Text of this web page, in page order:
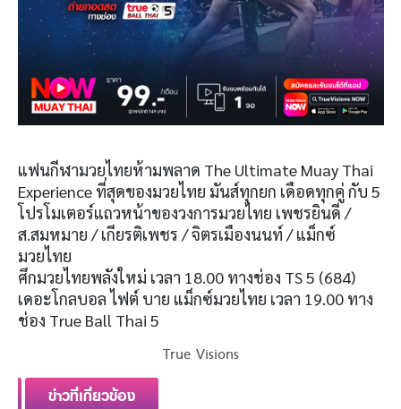
แฟนกีฬามวยไทยห้ามพลาด The Ultimate Muay Thai
Experience ที่สุดของมวยไทย มันส์ทุกยก เดือดทุกคู่ กับ 5
โปรโมเตอร์แถวหน้าของวงการมวยไทย เพชรยินดี /
ส.สมหมาย / เกียรติเพชร / จิตรเมืองนนท์ / แม็กซ์
มวยไทย
ศึกมวยไทยพลังใหม่ เวลา 18.00 ทางช่อง TS 5 (684)
เดอะโกลบอล ไฟต์ บาย แม็กซ์มวยไทย เวลา 19.00 ทาง
ช่อง True Ball Thai 5
True Visions
ข่าวที่เกี่ยวข้อง